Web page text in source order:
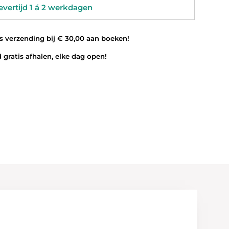
1 á 2 werkdagen
bij € 30,00 aan boeken!
afhalen, elke dag open!